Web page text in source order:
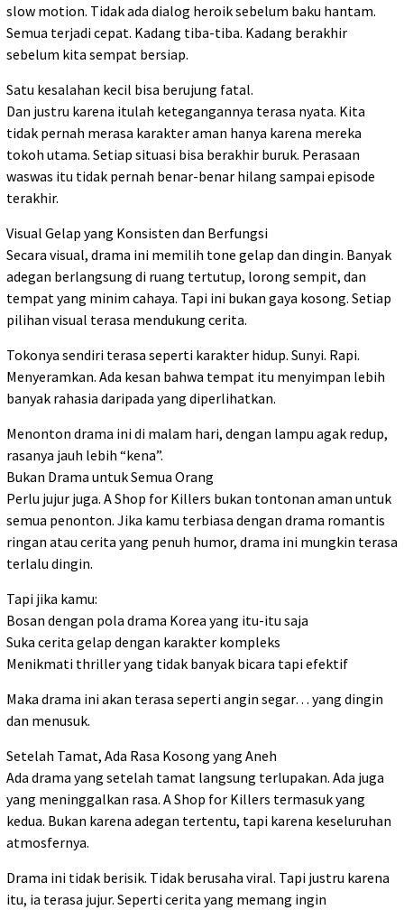
slow motion. Tidak ada dialog heroik sebelum baku hantam.
Semua terjadi cepat. Kadang tiba-tiba. Kadang berakhir
sebelum kita sempat bersiap.
Satu kesalahan kecil bisa berujung fatal.
Dan justru karena itulah ketegangannya terasa nyata. Kita
tidak pernah merasa karakter aman hanya karena mereka
tokoh utama. Setiap situasi bisa berakhir buruk. Perasaan
waswas itu tidak pernah benar-benar hilang sampai episode
terakhir.
Visual Gelap yang Konsisten dan Berfungsi
Secara visual, drama ini memilih tone gelap dan dingin. Banyak
adegan berlangsung di ruang tertutup, lorong sempit, dan
tempat yang minim cahaya. Tapi ini bukan gaya kosong. Setiap
pilihan visual terasa mendukung cerita.
Tokonya sendiri terasa seperti karakter hidup. Sunyi. Rapi.
Menyeramkan. Ada kesan bahwa tempat itu menyimpan lebih
banyak rahasia daripada yang diperlihatkan.
Menonton drama ini di malam hari, dengan lampu agak redup,
rasanya jauh lebih “kena”.
Bukan Drama untuk Semua Orang
Perlu jujur juga. A Shop for Killers bukan tontonan aman untuk
semua penonton. Jika kamu terbiasa dengan drama romantis
ringan atau cerita yang penuh humor, drama ini mungkin terasa
terlalu dingin.
Tapi jika kamu:
Bosan dengan pola drama Korea yang itu-itu saja
Suka cerita gelap dengan karakter kompleks
Menikmati thriller yang tidak banyak bicara tapi efektif
Maka drama ini akan terasa seperti angin segar… yang dingin
dan menusuk.
Setelah Tamat, Ada Rasa Kosong yang Aneh
Ada drama yang setelah tamat langsung terlupakan. Ada juga
yang meninggalkan rasa. A Shop for Killers termasuk yang
kedua. Bukan karena adegan tertentu, tapi karena keseluruhan
atmosfernya.
Drama ini tidak berisik. Tidak berusaha viral. Tapi justru karena
itu, ia terasa jujur. Seperti cerita yang memang ingin